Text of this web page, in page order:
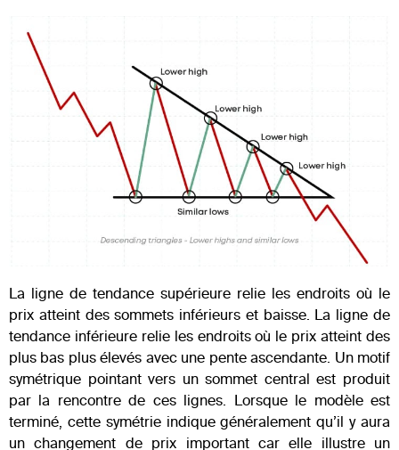
La ligne de tendance supérieure relie les endroits où le
prix atteint des sommets inférieurs et baisse. La ligne de
tendance inférieure relie les endroits où le prix atteint des
plus bas plus élevés avec une pente ascendante. Un motif
symétrique pointant vers un sommet central est produit
par la rencontre de ces lignes. Lorsque le modèle est
terminé, cette symétrie indique généralement qu’il y aura
un changement de prix important car elle illustre un